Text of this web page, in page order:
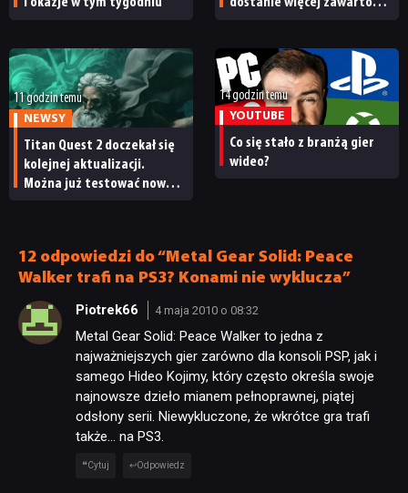
NEWSY
RECENZJE
KULTURA
RETRO
TECHNOLOGIE
DYSKUSJE
11 godzin temu
NEWSY
Titan Quest 2 doczekał się
kolejnej aktualizacji.
Można już testować nową
14 godzin temu
YOUTUBE
Co się stało z branżą gier
wideo?
12 odpowiedzi do “Metal Gear Solid: Peace
Walker trafi na PS3? Konami nie wyklucza”
Piotrek66 4 maja 2010 o 08:32
Metal Gear Solid: Peace Walker to jedna z
najważniejszych gier zarówno dla konsoli PSP, jak i
samego Hideo Kojimy, który często określa swoje
najnowsze dzieło mianem pełnoprawnej, piątej
odsłony serii. Niewykluczone, że wkrótce gra trafi
także… na PS3.
Cytuj Odpowiedz